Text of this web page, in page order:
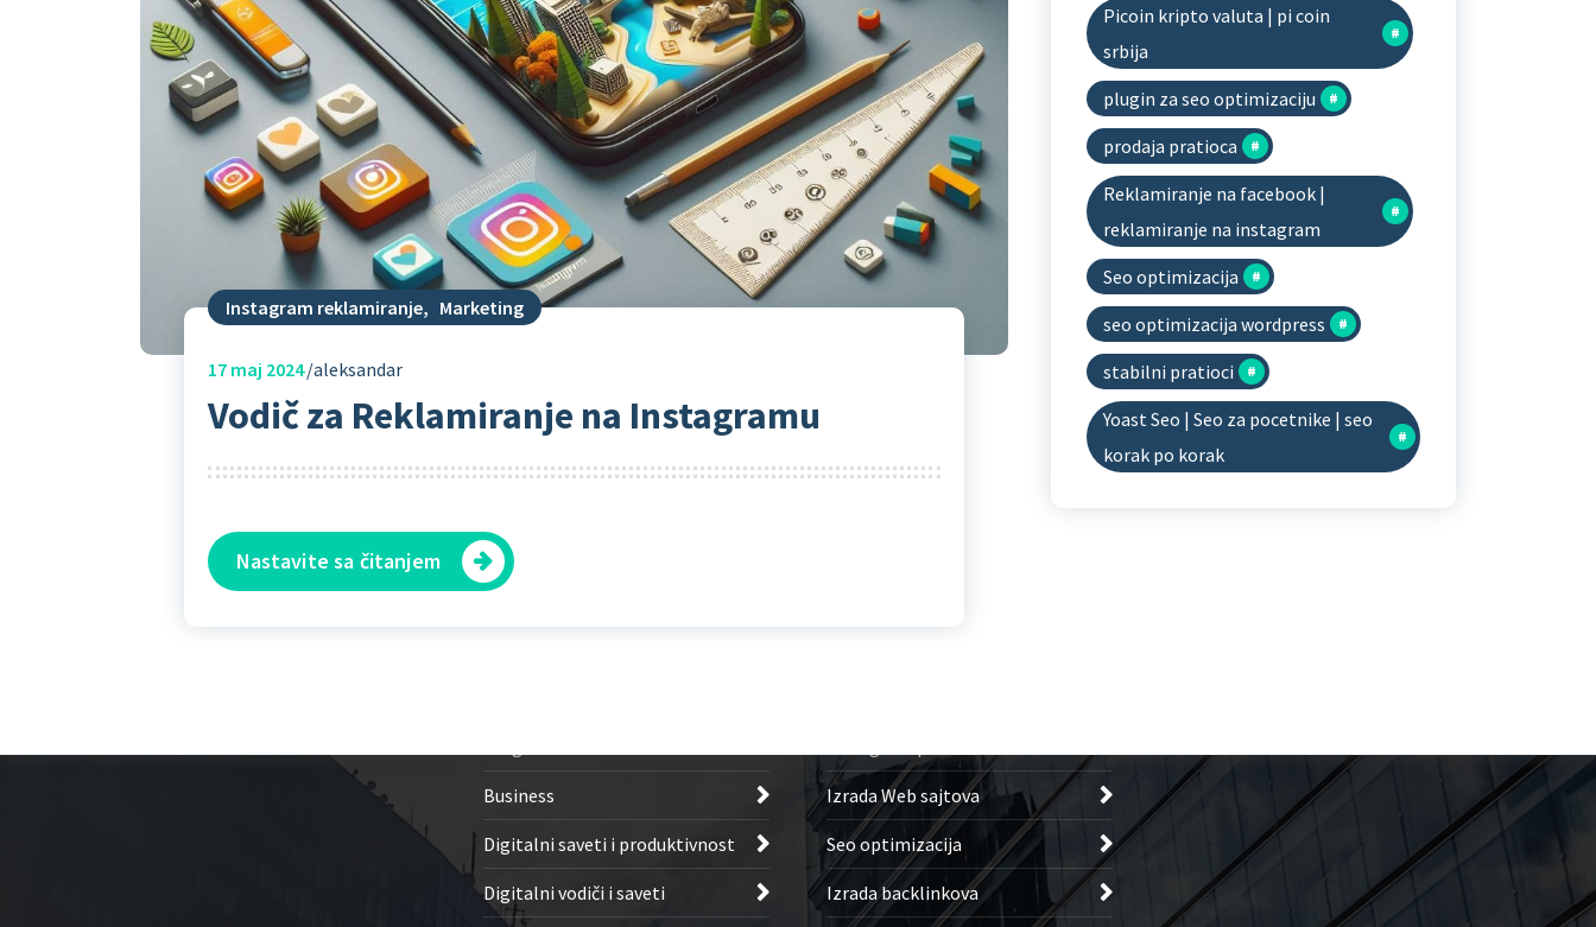
Instagram reklamiranje, Marketing
17maj 2024 aleksandar
Vodič za Reklamiranje na Instagramu
Nastavite sa čitanjem
Picoin kripto valuta | pi coin
srbija
plugin za seo optimizaciju
prodaja pratioca
Reklamiranje na facebook |
reklamiranje na instagram
Seo optimizacija
seo optimizacija wordpress
stabilni pratioci
Yoast Seo | Seo za pocetnike | seo
korak po korak
Business
Digitalni saveti i produktivnost
Digitalni vodiči i saveti
Izrada Web sajtova
Seo optimizacija
Izrada backlinkova